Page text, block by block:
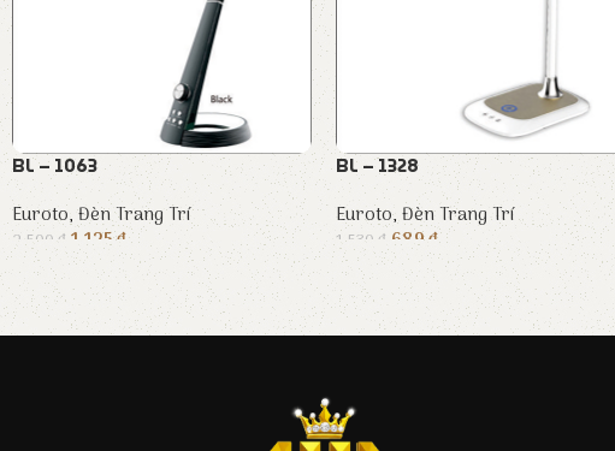
BL – 1063
Euroto,Đèn Trang Trí
2.500 ₫ 1.125₫
BL – 1328
Euroto, Đèn Trang Trí
1.530 ₫ 689₫